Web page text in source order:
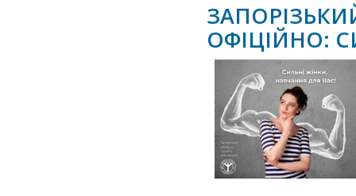
ОФІЦІЙНО: